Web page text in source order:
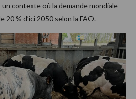
un contexte où la demande mondiale
20 % d’ici 2050 selon la FAO.